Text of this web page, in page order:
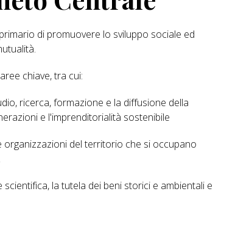
di promuovere lo sviluppo sociale ed
chiave, tra cui:
ricerca, formazione e la diffusione della
e l'imprenditorialità sostenibile
organizzazioni del territorio che si occupano
la tutela dei beni storici e ambientali e